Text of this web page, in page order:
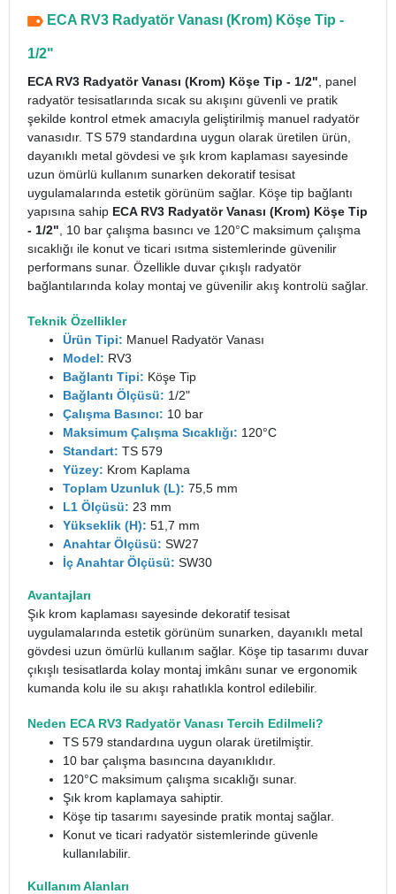
ECA RV3 Radyatör Vanası (Krom) Köşe Tip -
1/2"
ECA RV3 Radyatör Vanası (Krom) Köşe Tip - 1/2" , panel
radyatör tesisatlarında sıcak su akışını güvenli ve pratik
şekilde kontrol etmek amacıyla geliştirilmiş manuel radyatör
vanasıdır. TS 579 standardına uygun olarak üretilen ürün,
dayanıklı metal gövdesi ve şık krom kaplaması sayesinde
uzun ömürlü kullanım sunarken dekoratif tesisat
uygulamalarında estetik görünüm sağlar. Köşe tip bağlantı
yapısına sahip ECA RV3 Radyatör Vanası (Krom) Köşe Tip
- 1/2" , 10 bar çalışma basıncı ve 120°C maksimum çalışma
sıcaklığı ile konut ve ticari ısıtma sistemlerinde güvenilir
performans sunar. Özellikle duvar çıkışlı radyatör
bağlantılarında kolay montaj ve güvenilir akış kontrolü sağlar.
Teknik Özellikler
Ürün Tipi: Manuel Radyatör Vanası
Model: RV3
Bağlantı Tipi: Köşe Tip
Bağlantı Ölçüsü: 1/2"
Çalışma Basıncı: 10 bar
Maksimum Çalışma Sıcaklığı: 120°C
Standart: TS 579
Yüzey: Krom Kaplama
Toplam Uzunluk (L): 75,5 mm
L1 Ölçüsü: 23 mm
Yükseklik (H): 51,7 mm
Anahtar Ölçüsü: SW27
İç Anahtar Ölçüsü: SW30
Avantajları
Şık krom kaplaması sayesinde dekoratif tesisat
uygulamalarında estetik görünüm sunarken, dayanıklı metal
gövdesi uzun ömürlü kullanım sağlar. Köşe tip tasarımı duvar
çıkışlı tesisatlarda kolay montaj imkânı sunar ve ergonomik
kumanda kolu ile su akışı rahatlıkla kontrol edilebilir.
Neden ECA RV3 Radyatör Vanası Tercih Edilmeli?
TS 579 standardına uygun olarak üretilmiştir.
10 bar çalışma basıncına dayanıklıdır.
120°C maksimum çalışma sıcaklığı sunar.
Şık krom kaplamaya sahiptir.
Köşe tip tasarımı sayesinde pratik montaj sağlar.
Konut ve ticari radyatör sistemlerinde güvenle
kullanılabilir.
Kullanım Alanları